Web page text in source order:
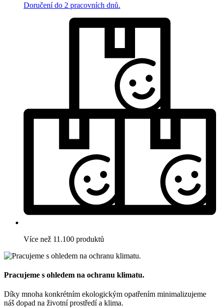
Doručení do 2 pracovních dnů.
Více než 11.100 produktů
Pracujeme s ohledem na ochranu klimatu.
Díky mnoha konkrétním ekologickým opatřením minimalizujeme
náš dopad na životní prostředí a klima.